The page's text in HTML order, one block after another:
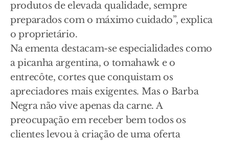
produtos de elevada qualidade, sempre
preparados com o máximo cuidado”, explica
o proprietário.
Na ementa destacam-se especialidades como
a picanha argentina, o tomahawk e o
entrecôte, cortes que conquistam os
apreciadores mais exigentes. Mas o Barba
Negra não vive apenas da carne. A
preocupação em receber bem todos os
clientes levou à criação de uma oferta